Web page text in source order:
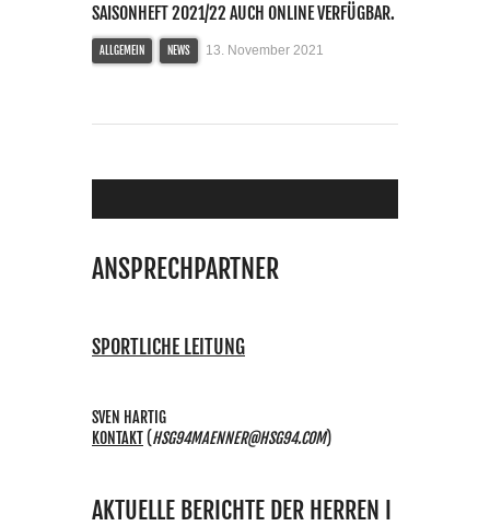
SAISONHEFT 2021/22 AUCH ONLINE VERFÜGBAR.
ALLGEMEIN NEWS 13. November 2021
ANSPRECHPARTNER
SPORTLICHE LEITUNG
SVEN HARTIG
KONTAKT(HSG94MAENNER@HSG94.COM)
AKTUELLE BERICHTE DER HERREN I